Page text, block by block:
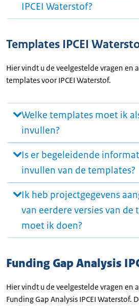
IPCEI Waterstof?
Templates IPCEI
Hier vindt u de veelgestelde vragen en
templates voor IPCEI Waterstof.
Welke templates moet ik
invullen?
Is er begeleidende
invullen van de templates?
Ik heb projectgegevens
van eerdere versies van de
moet ik doen?
Funding Gap Analysis
Hier vindt u de veelgestelde vragen en
Funding Gap Analysis IPCEI Waterstof.